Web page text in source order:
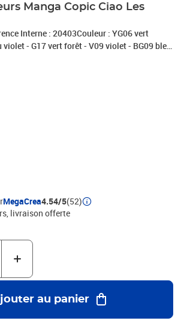
Manga Copic Ciao Les
Interne : 20403Couleur : YG06 vert
- G17 vert forêt - V09 violet - BG09 bleu
- B29 burnt umber - R29 cramoisi - E29
cadmium - 100 noir - Y06
MegaCrea4.54/5(52)
livraison offerte
au panier